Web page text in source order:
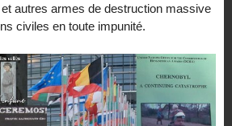
et autres armes de destruction massive
civiles en toute impunité.